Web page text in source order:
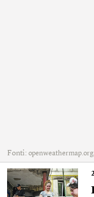
Fonti: openweathermap.org